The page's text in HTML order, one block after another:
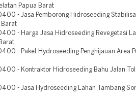
Papua Barat
- Jasa Pemborong Hidroseeding
Barat
- Harga Jasa Hidroseeding Revegetasi
- Paket Hydroseeding Penghijauan Area
- Kontraktor Hidroseeding Bahu Jalan Tol
- Jasa Hydroseeding Lahan Tambang